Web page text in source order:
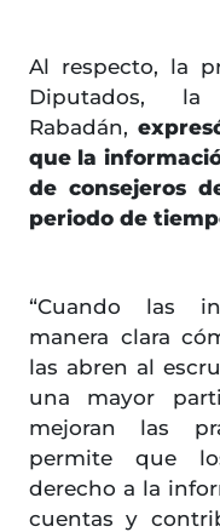
Al respecto, la
Diputados,
Rabadán,
que la
de consejeros
periodo de
“Cuando las
manera clara
las abren al
una mayor
mejoran las
permite que
derecho a la
cuentas y